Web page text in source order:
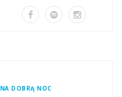
DOBRĄ NOC